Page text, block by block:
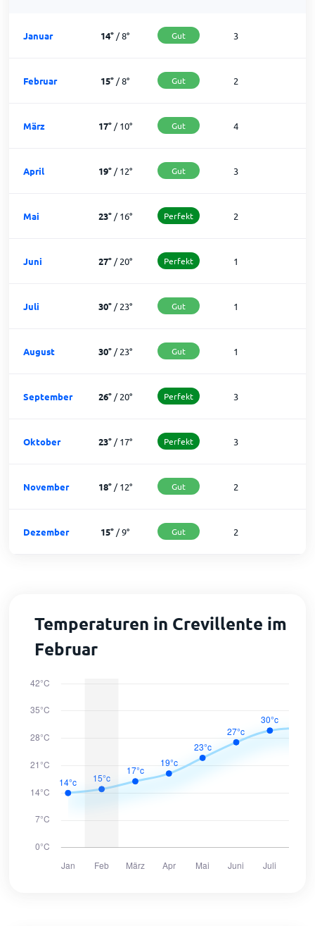
Januar 14° /8° Gut 3
Februar 15° /8° Gut 2
März 17°/10° Gut 4
April 19°/12° Gut 3
Mai 23°/16° Perfekt 2
Juni 27°/20° Perfekt 1
Juli 30°/23° Gut 1
August 30°/23° Gut 1
September 26°/20° Perfekt 3
Oktober 23°/17° Perfekt 3
November 18°/12° Gut 2
Dezember 15° /9° Gut 2
Temperaturen in Crevillente im
Februar